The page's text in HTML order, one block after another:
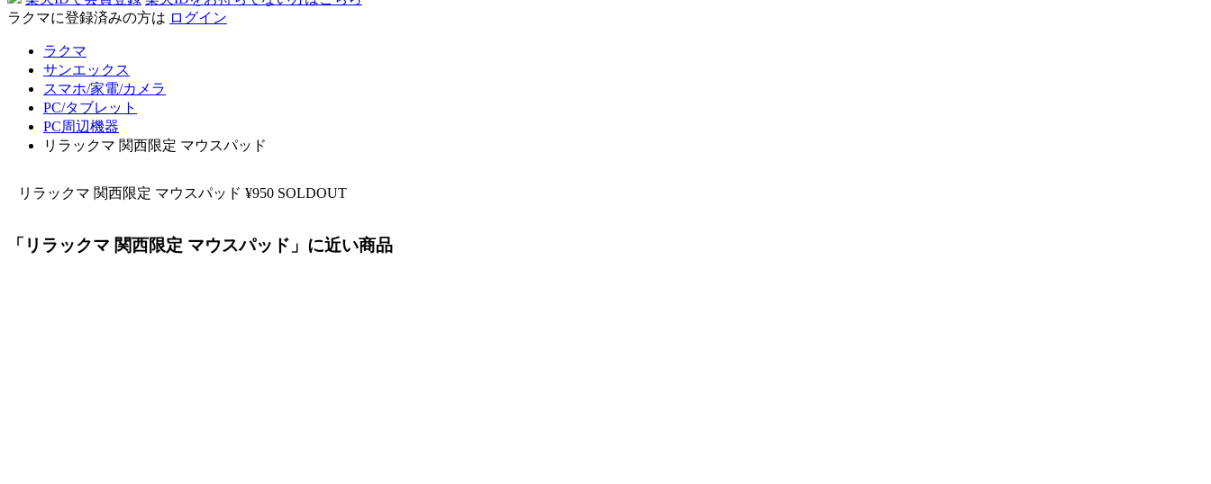
ラクマに登録済みの方は ログイン
ラクマ
サンエックス
スマホ/家電/カメラ
PC/タブレット
PC周辺機器
リラックマ 関西限定 マウスパッド
リラックマ 関西限定 マウスパッド ¥950 SOLDOUT
「リラックマ 関西限定 マウスパッド」に近い商品